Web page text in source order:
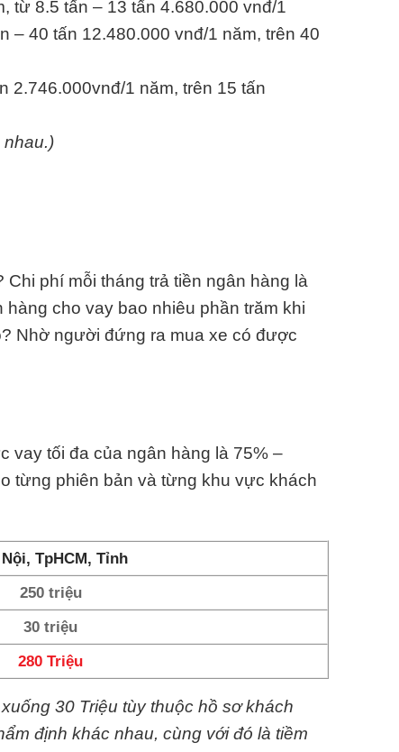
từ 8.5 tấn – 13 tấn 4.680.000 vnđ/1
– 40 tấn 12.480.000 vnđ/1 năm, trên 40
2.746.000vnđ/1 năm, trên 15 tấn
nhau.)
phí mỗi tháng trả tiền ngân hàng là
cho vay bao nhiêu phần trăm khi
Nhờ người đứng ra mua xe có được
vay tối đa của ngân hàng là 75% –
từng phiên bản và từng khu vực khách
Nội, TpHCM, Tỉnh
250 triệu
30 triệu
280 Triệu
30 Triệu tùy thuộc hồ sơ khách
định khác nhau, cùng với đó là tiềm